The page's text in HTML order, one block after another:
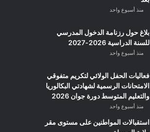
منذ أسبوع واحد
بلاغ حول رزنامة الدخول المدرسي
للسنة الدراسية 2026-2027
منذ أسبوع واحد
فعاليات الحفل الولائي لتكريم متفوقي
الامتحانات الرسمية لشهادتي البكالوريا
والتعليم المتوسط دورة جوان 2026
منذ أسبوع واحد
استقبالات المواطنين على مستوى مقر